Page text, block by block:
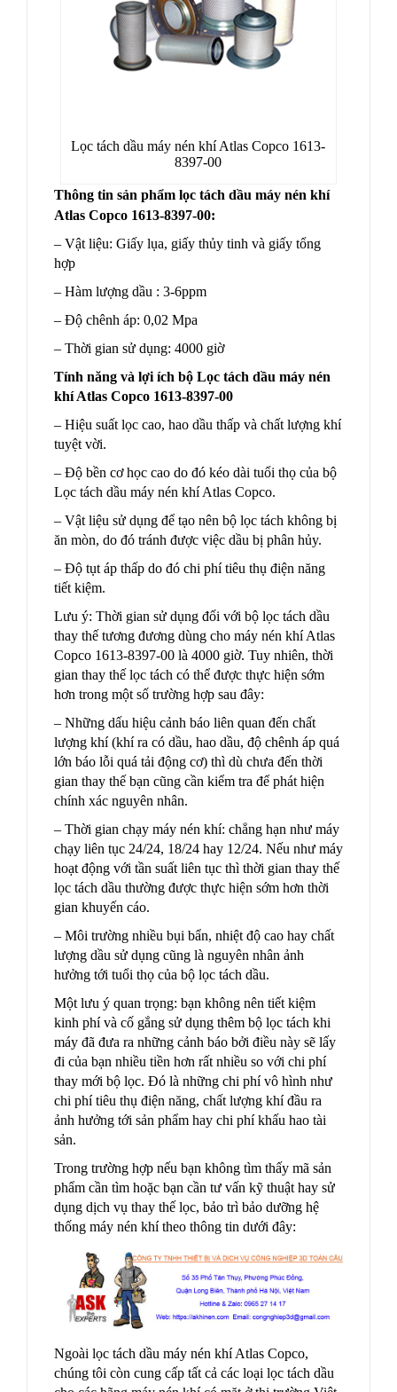
Lọc tách dầu máy nén khí Atlas Copco 1613-
8397-00
Thông tin sản phẩm lọc tách dầu máy nén khí
Atlas Copco 1613-8397-00:
– Vật liệu: Giấy lụa, giấy thủy tinh và giấy tổng
hợp
– Hàm lượng dầu : 3-6ppm
– Độ chênh áp: 0,02 Mpa
– Thời gian sử dụng: 4000 giờ
Tính năng và lợi ích bộ Lọc tách dầu máy nén
khí Atlas Copco 1613-8397-00
– Hiệu suất lọc cao, hao dầu thấp và chất lượng khí
tuyệt vời.
– Độ bền cơ học cao do đó kéo dài tuổi thọ của bộ
Lọc tách dầu máy nén khí Atlas Copco.
– Vật liệu sử dụng để tạo nên bộ lọc tách không bị
ăn mòn, do đó tránh được việc dầu bị phân hủy.
– Độ tụt áp thấp do đó chi phí tiêu thụ điện năng
tiết kiệm.
Lưu ý: Thời gian sử dụng đối với bộ lọc tách dầu
thay thế tương đương dùng cho máy nén khí Atlas
Copco 1613-8397-00 là 4000 giờ. Tuy nhiên, thời
gian thay thế lọc tách có thể được thực hiện sớm
hơn trong một số trường hợp sau đây:
– Những dấu hiệu cảnh báo liên quan đến chất
lượng khí (khí ra có dầu, hao dầu, độ chênh áp quá
lớn báo lỗi quá tải động cơ) thì dù chưa đến thời
gian thay thế bạn cũng cần kiểm tra để phát hiện
chính xác nguyên nhân.
– Thời gian chạy máy nén khí: chẳng hạn như máy
chạy liên tục 24/24, 18/24 hay 12/24. Nếu như máy
hoạt động với tần suất liên tục thì thời gian thay thế
lọc tách dầu thường được thực hiện sớm hơn thời
gian khuyến cáo.
– Môi trường nhiều bụi bẩn, nhiệt độ cao hay chất
lượng dầu sử dụng cũng là nguyên nhân ảnh
hưởng tới tuổi thọ của bộ lọc tách dầu.
Một lưu ý quan trọng: bạn không nên tiết kiệm
kinh phí và cố gắng sử dụng thêm bộ lọc tách khi
máy đã đưa ra những cảnh báo bởi điều này sẽ lấy
đi của bạn nhiều tiền hơn rất nhiều so với chi phí
thay mới bộ lọc. Đó là những chi phí vô hình như
chi phí tiêu thụ điện năng, chất lượng khí đầu ra
ảnh hưởng tới sản phẩm hay chi phí khấu hao tài
sản.
Trong trường hợp nếu bạn không tìm thấy mã sản
phẩm cần tìm hoặc bạn cần tư vấn kỹ thuật hay sử
dụng dịch vụ thay thế lọc, bảo trì bảo dưỡng hệ
thống máy nén khí theo thông tin dưới đây:
Ngoài lọc tách dầu máy nén khí Atlas Copco,
chúng tôi còn cung cấp tất cả các loại lọc tách dầu